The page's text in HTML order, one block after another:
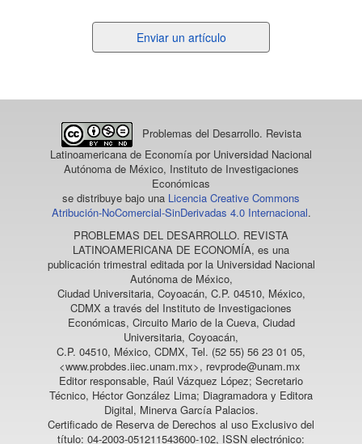
un
Enviar un artículo
Problemas del Desarrollo. Revista
Latinoamericana de Economía por Universidad Nacional
Autónoma de México, Instituto de Investigaciones
Económicas
se distribuye bajo una Licencia Creative Commons
Atribución-NoComercial-SinDerivadas 4.0 Internacional.
PROBLEMAS DEL DESARROLLO. REVISTA
LATINOAMERICANA DE ECONOMÍA, es una
publicación trimestral editada por la Universidad Nacional
Autónoma de México,
Ciudad Universitaria, Coyoacán, C.P. 04510, México,
CDMX a través del Instituto de Investigaciones
Económicas, Circuito Mario de la Cueva, Ciudad
Universitaria, Coyoacán,
C.P. 04510, México, CDMX, Tel. (52 55) 56 23 01 05,
<www.probdes.iiec.unam.mx>, revprode@unam.mx
Editor responsable, Raúl Vázquez López; Secretario
Técnico, Héctor González Lima; Diagramadora y Editora
Digital, Minerva García Palacios.
Certificado de Reserva de Derechos al uso Exclusivo del
título: 04-2003-051211543600-102, ISSN electrónico: